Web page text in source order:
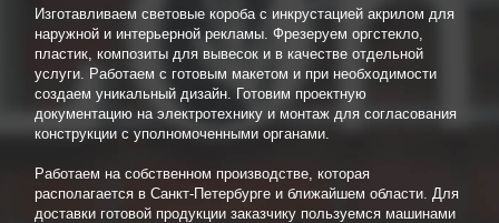
Изготавливаем световые короба с инкрустацией акрилом для
наружной и интерьерной рекламы. Фрезеруем оргстекло,
пластик, композиты для вывесок и в качестве отдельной
услуги. Работаем с готовым макетом и при необходимости
создаем уникальный дизайн. Готовим проектную
документацию на электротехнику и монтаж для согласования
конструкции с уполномоченными органами.
Работаем на собственном производстве, которая
располагается в Санкт-Петербурге и ближайшем области. Для
доставки готовой продукции заказчику пользуемся машинами